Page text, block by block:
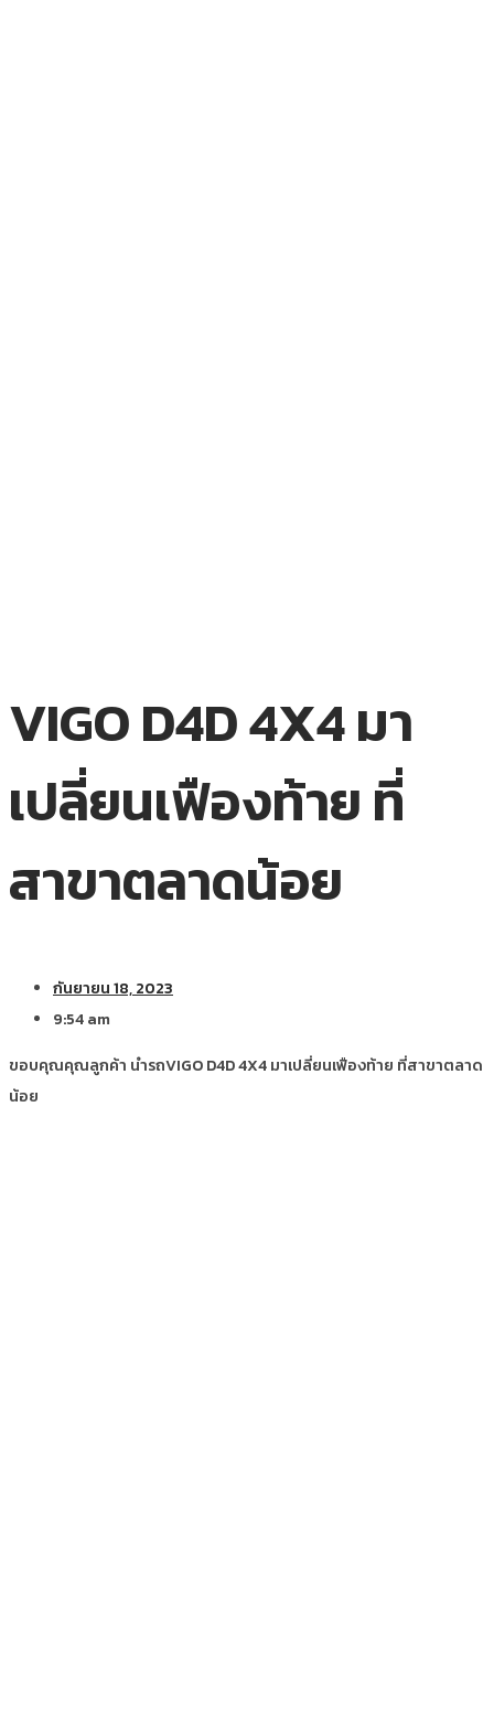
VIGO D4D 4X4 มา
เปลี่ยนเฟืองท้าย ที่
สาขาตลาดน้อย
กันยายน 18, 2023
9:54 am
ขอบคุณคุณลูกค้า นำรถVIGO D4D 4X4 มาเปลี่ยนเฟืองท้าย ที่สาขาตลาด
น้อย